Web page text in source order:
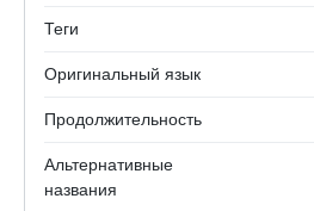
Теги
Оригинальный язык
Продолжительность
Альтернативные
названия